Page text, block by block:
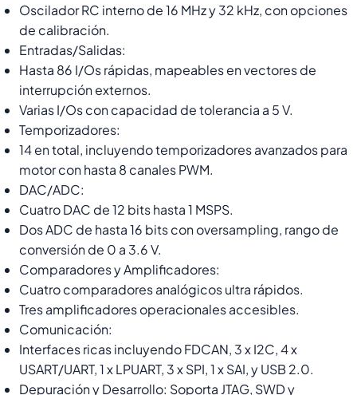
Oscilador RC interno de 16 MHz y 32 kHz, con opciones
de calibración.
Entradas/Salidas:
Hasta 86 I/Os rápidas, mapeables en vectores de
interrupción externos.
Varias I/Os con capacidad de tolerancia a 5 V.
Temporizadores:
14 en total, incluyendo temporizadores avanzados para
motor con hasta 8 canales PWM.
DAC/ADC:
Cuatro DAC de 12 bits hasta 1 MSPS.
Dos ADC de hasta 16 bits con oversampling, rango de
conversión de 0 a 3.6 V.
Comparadores y Amplificadores:
Cuatro comparadores analógicos ultra rápidos.
Tres amplificadores operacionales accesibles.
Comunicación:
Interfaces ricas incluyendo FDCAN, 3 x I2C, 4 x
USART/UART, 1 x LPUART, 3 x SPI, 1 x SAI, y USB 2.0.
Depuración y Desarrollo: Soporta JTAG, SWD y